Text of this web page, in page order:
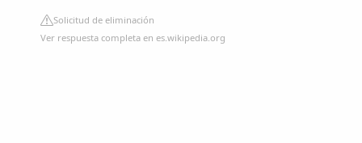
Solicitud de eliminación
Ver respuesta completa en es.wikipedia.org